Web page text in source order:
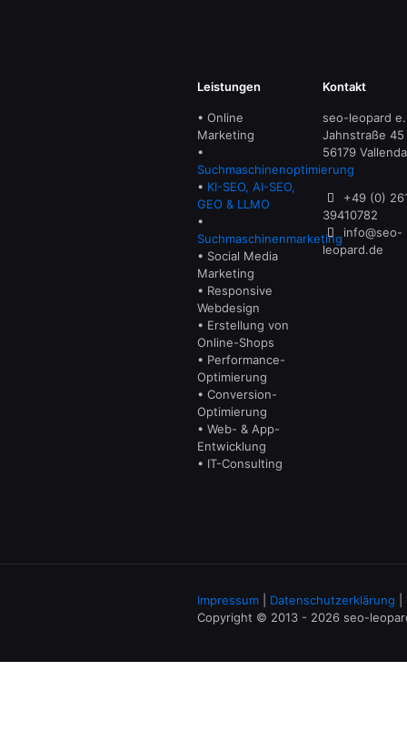
Leistungen
• Online
Marketing
•
Suchmaschinenoptimierung
• KI-SEO, AI-SEO,
GEO & LLMO
•
Suchmaschinenmarketing
• Social Media
Marketing
• Responsive
Webdesign
• Erstellung von
Online-Shops
• Performance-
Optimierung
• Conversion-
Optimierung
• Web- & App-
Entwicklung
• IT-Consulting
Kontakt
seo-leopard
Jahnstraße 45
56179
+49 (0)
39410782
info@seo-
leopard.de
Impressum Datenschutzerklärung
Copyright © 2013 - 2026 seo-